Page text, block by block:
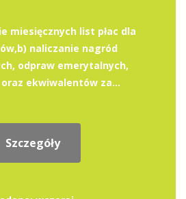
miesięcznych list płac dla
naliczanie nagród
odpraw emerytalnych,
ekwiwalentów za...
Szczegóły